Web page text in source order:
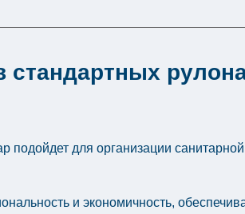
стандартных
подойдет для организации санитарной
и экономичность,